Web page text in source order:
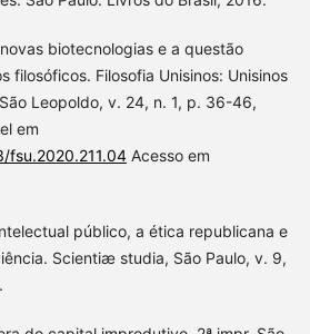
biotecnologias e a questão
filosóficos. Filosofia Unisinos: Unisinos
Leopoldo, v. 24, n. 1, p. 36-46,
em
fsu.2020.211.04Acesso em
público, a ética republicana e
Scientiæ studia, São Paulo, v. 9,